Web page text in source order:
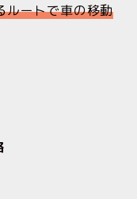
ルートで車の移動